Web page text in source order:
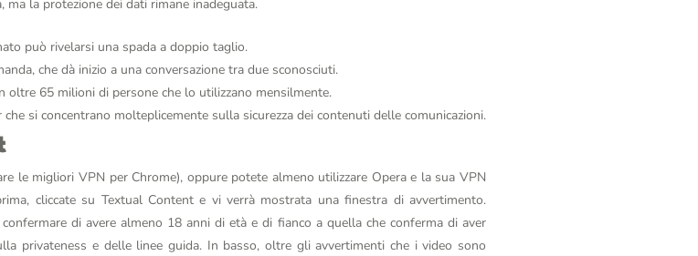
la protezione dei dati rimane inadeguata.
può rivelarsi una spada a doppio taglio.
che dà inizio a una conversazione tra due sconosciuti.
oltre 65 milioni di persone che lo utilizzano mensilmente.
si concentrano molteplicemente sulla sicurezza dei contenuti delle comunicazioni.
le migliori VPN per Chrome), oppure potete almeno utilizzare Opera e la sua VPN
cliccate su Textual Content e vi verrà mostrata una finestra di avvertimento.
di avere almeno 18 anni di età e di fianco a quella che conferma di aver
privateness e delle linee guida. In basso, oltre gli avvertimenti che i video sono